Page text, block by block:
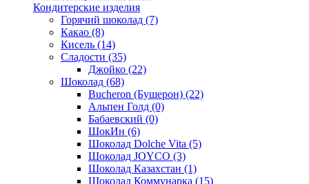
Кондитерские изделия
Горячий шоколад (7)
Какао (8)
Кисель (14)
Сладости (35)
Джойко (22)
Шоколад (68)
Bucheron (Бушерон) (22)
Альпен Голд (0)
Бабаевский (0)
ШокИн (6)
Шоколад Dolche Vita (5)
Шоколад JOYCO (3)
Шоколад Казахстан (1)
Шоколад Коммунарка (15)